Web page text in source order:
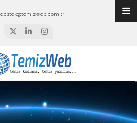
destek@temizweb.com.tr